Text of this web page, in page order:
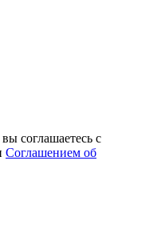
соглашаетесь с
Соглашением об